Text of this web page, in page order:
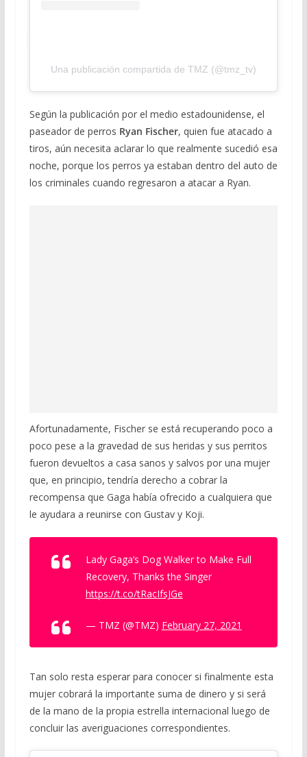
Una publicación compartida de TMZ (@tmz_tv)
Según la publicación por el medio estadounidense, el
paseador de perros Ryan Fischer, quien fue atacado a
tiros, aún necesita aclarar lo que realmente sucedió esa
noche, porque los perros ya estaban dentro del auto de
los criminales cuando regresaron a atacar a Ryan.
Afortunadamente, Fischer se está recuperando poco a
poco pese a la gravedad de sus heridas y sus perritos
fueron devueltos a casa sanos y salvos por una mujer
que, en principio, tendría derecho a cobrar la
recompensa que Gaga había ofrecido a cualquiera que
le ayudara a reunirse con Gustav y Koji.
Lady Gaga’s Dog Walker to Make Full
Recovery, Thanks the Singer
https://t.co/tRacIfsJGe
— TMZ (@TMZ) February 27, 2021
Tan solo resta esperar para conocer si finalmente esta
mujer cobrará la importante suma de dinero y si será
de la mano de la propia estrella internacional luego de
concluir las averiguaciones correspondientes.